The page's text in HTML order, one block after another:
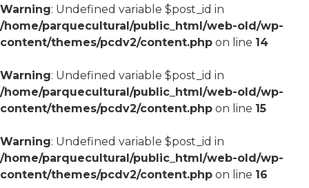
Warning: Undefined variable $post_id in
/home/parquecultural/public_html/web-old/wp-
content/themes/pcdv2/content.php on line 14
Warning: Undefined variable $post_id in
/home/parquecultural/public_html/web-old/wp-
content/themes/pcdv2/content.php on line 15
Warning: Undefined variable $post_id in
/home/parquecultural/public_html/web-old/wp-
content/themes/pcdv2/content.php on line 16